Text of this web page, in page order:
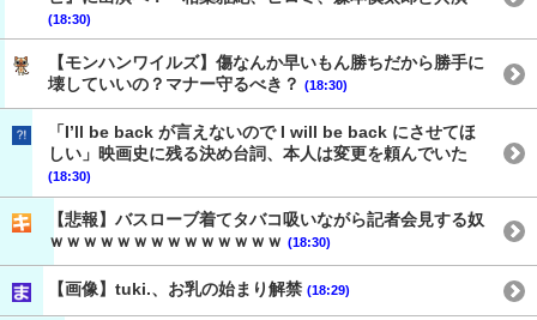
(18:30)
【モンハンワイルズ】傷なんか早いもん勝ちだから勝手に
壊していいの？マナー守るべき？ (18:30)
「I’ll be back が言えないので I will be back にさせてほ
しい」映画史に残る決め台詞、本人は変更を頼んでいた
(18:30)
【悲報】バスローブ着てタバコ吸いながら記者会見する奴
ｗｗｗｗｗｗｗｗｗｗｗｗｗｗ (18:30)
【画像】tuki.、お乳の始まり解禁 (18:29)